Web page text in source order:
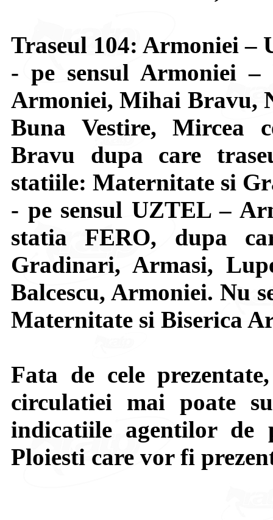
Traseul 104: Armoniei –
- pe sensul Armoniei
Armoniei, Mihai Bravu,
Buna Vestire, Mircea
Bravu dupa care
statiile: Maternitate si
- pe sensul UZTEL –
statia FERO, dupa
Gradinari, Armasi,
Balcescu, Armoniei. Nu
Maternitate si Biserica
Fata de cele
circulatiei mai poate
indicatiile agentilor
Ploiesti care vor fi